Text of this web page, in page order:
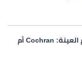
أيهما أفضل لحساب حجم العينة: Cochran أم